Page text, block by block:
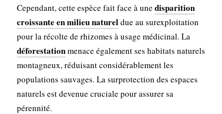
Cependant, cette espèce fait face à une disparition
croissante en milieu natureldue au surexploitation
pour la récolte de rhizomes à usage médicinal. La
déforestationmenace également ses habitats naturels
montagneux, réduisant considérablement les
populations sauvages. La surprotection des espaces
naturels est devenue cruciale pour assurer sa
pérennité.